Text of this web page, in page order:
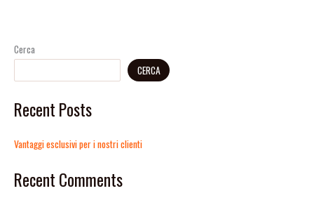
Cerca
CERCA
Recent Posts
Vantaggi esclusivi per i nostri clienti
Recent Comments